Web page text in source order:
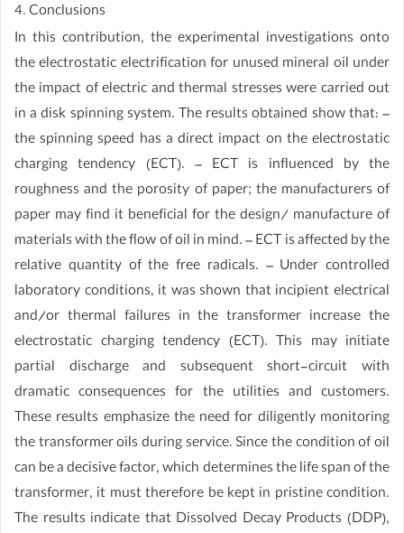
4. Conclusions
In this contribution, the experimental investigations onto
the electrostatic electrification for unused mineral oil under
the impact of electric and thermal stresses were carried out
in a disk spinning system. The results obtained show that: –
the spinning speed has a direct impact on the electrostatic
charging tendency (ECT). – ECT is influenced by the
roughness and the porosity of paper; the manufacturers of
paper may find it beneficial for the design/ manufacture of
materials with the flow of oil in mind. – ECT is affected by the
relative quantity of the free radicals. – Under controlled
laboratory conditions, it was shown that incipient electrical
and/or thermal failures in the transformer increase the
electrostatic charging tendency (ECT). This may initiate
partial discharge and subsequent short-circuit with
dramatic consequences for the utilities and customers.
These results emphasize the need for diligently monitoring
the transformer oils during service. Since the condition of oil
can be a decisive factor, which determines the life span of the
transformer, it must therefore be kept in pristine condition.
The results indicate that Dissolved Decay Products (DDP),